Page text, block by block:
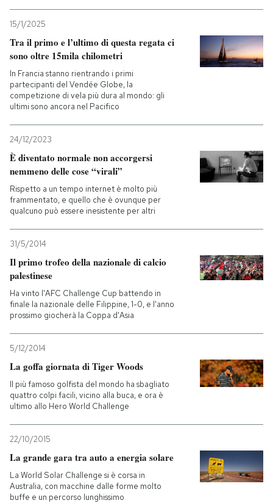
I MIEI PREFERITI
SHOP
CALENDARIO
Entra
15/1/2025
Tra il primo e l’ultimo di questa regata ci
sono oltre 15mila chilometri
In Francia stanno rientrando i primi
partecipanti del Vendée Globe, la
competizione di vela più dura al mondo: gli
ultimi sono ancora nel Pacifico
24/12/2023
È diventato normale non accorgersi
nemmeno delle cose “virali”
Rispetto a un tempo internet è molto più
frammentato, e quello che è ovunque per
qualcuno può essere inesistente per altri
31/5/2014
Il primo trofeo della nazionale di calcio
palestinese
Ha vinto l'AFC Challenge Cup battendo in
finale la nazionale delle Filippine, 1-0, e l'anno
prossimo giocherà la Coppa d'Asia
5/12/2014
La goffa giornata di Tiger Woods
Il più famoso golfista del mondo ha sbagliato
quattro colpi facili, vicino alla buca, e ora è
ultimo allo Hero World Challenge
22/10/2015
La grande gara tra auto a energia solare
La World Solar Challenge si è corsa in
Australia, con macchine dalle forme molto
buffe e un percorso lunghissimo